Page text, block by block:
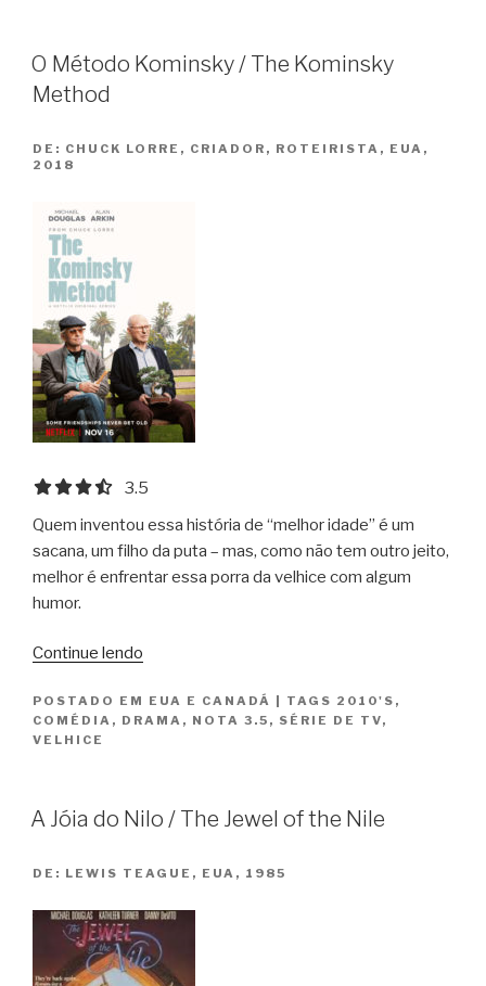
Brasil
Portugal:
confusão”
O Método Kominsky / The Kominsky
Method
DE: CHUCK LORRE, CRIADOR, ROTEIRISTA, EUA,
2018
3.5 out of 5.0 stars
3.5
Quem inventou essa história de “melhor idade” é um
sacana, um filho da puta – mas, como não tem outro jeito,
melhor é enfrentar essa porra da velhice com algum
humor.
Continue lendo
Kominsky
/
Method”
POSTADO EM EUA E CANADÁ | TAGS 2010'S ,
COMÉDIA , DRAMA , NOTA 3.5 , SÉRIE DE TV,
VELHICE
A Jóia do Nilo / The Jewel of the Nile
DE: LEWIS TEAGUE, EUA, 1985